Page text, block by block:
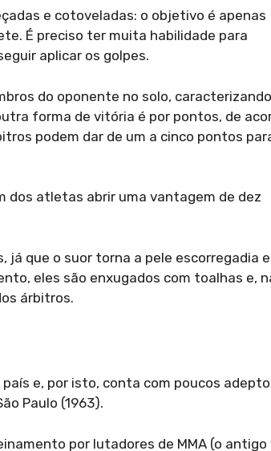
e cotoveladas: o objetivo é apenas
É preciso ter muita habilidade para
aplicar os golpes.
do oponente no solo,
forma de vitória é por pontos, de
podem dar de um a cinco pontos
dos atletas abrir uma vantagem de dez
já que o suor torna a pele escorregadia e
eles são enxugados com toalhas e,
árbitros.
e, por isto, conta com poucos
Paulo (1963).
por lutadores de MMA (o antigo